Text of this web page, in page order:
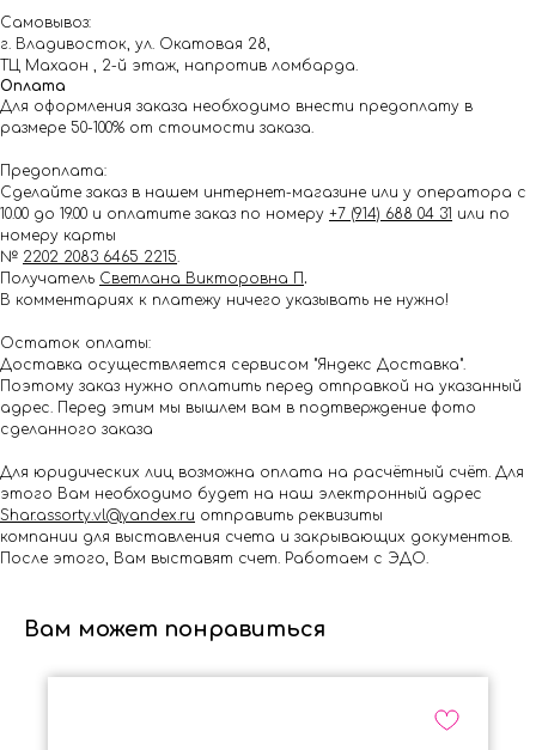
Самовывоз:
г. Владивосток, ул. Окатовая 28,
ТЦ Махаон , 2-й этаж, напротив ломбарда.
Оплата
Для оформления заказа необходимо внести предоплату в
размере 50-100% от стоимости заказа.
Предоплата:
Сделайте заказ в нашем интернет-магазине или у оператора с
10.00 до 19.00 и оплатите заказ по номеру +7 (914) 688 04 31 или по
номеру карты
№ 2202 2083 6465 2215.
Получатель Светлана Викторовна П .
В комментариях к платежу ничего указывать не нужно!
Остаток оплаты:
Доставка осуществляется сервисом "Яндекс Доставка".
Поэтому заказ нужно оплатить перед отправкой на указанный
адрес. Перед этим мы вышлем вам в подтверждение фото
сделанного заказа
Для юридических лиц возможна оплата на расчётный счёт. Для
этого Вам необходимо будет на наш электронный адрес
Shar.assorty.vl@yandex.ru отправить реквизиты
компании для выставления счета и закрывающих документов.
После этого, Вам выставят счет. Работаем с ЭДО.
Вам может понравиться